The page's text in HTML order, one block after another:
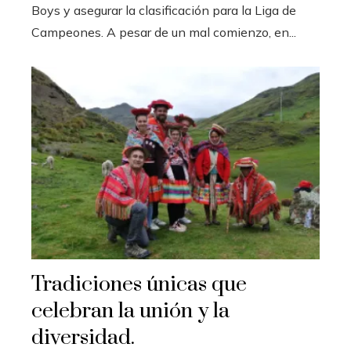
Boys y asegurar la clasificación para la Liga de
Campeones. A pesar de un mal comienzo, en...
Tradiciones únicas que
celebran la unión y la
diversidad.